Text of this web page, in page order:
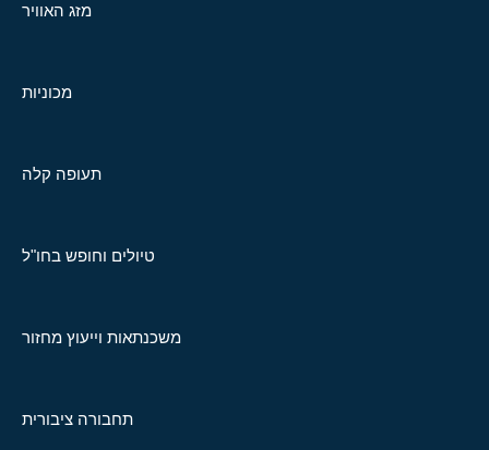
מזג האוויר
מכוניות
תעופה קלה
טיולים וחופש בחו"ל
משכנתאות וייעוץ מחזור
תחבורה ציבורית